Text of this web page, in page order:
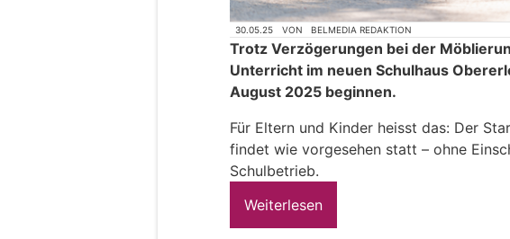
30.05.25 VON BELMEDIA REDAKTION
Trotz Verzögerungen bei der
Unterricht im neuen Schulhaus
August 2025 beginnen.
Für Eltern und Kinder heisst das: Der
findet wie vorgesehen statt – ohne
Schulbetrieb.
Weiterlesen